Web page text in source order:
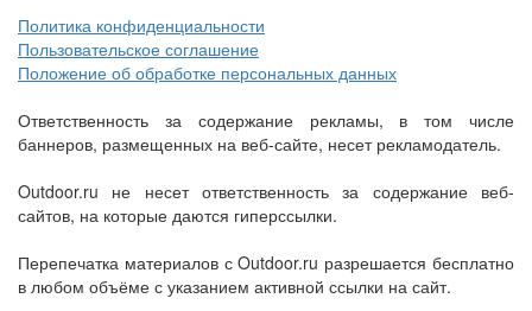
Политика конфиденциальности
Пользовательское соглашение
Положение об обработке персональных данных
Ответственность за содержание рекламы, в том числе
баннеров, размещенных на веб-сайте, несет рекламодатель.
Outdoor.ru не несет ответственность за содержание веб-
сайтов, на которые даются гиперссылки.
Перепечатка материалов с Outdoor.ru разрешается бесплатно
в любом объёме с указанием активной ссылки на сайт.